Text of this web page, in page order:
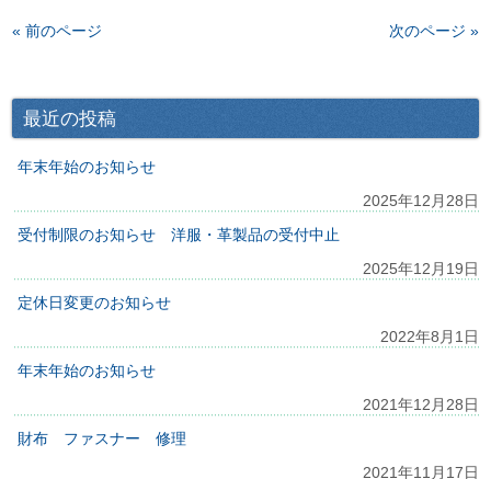
« 前のページ 次のページ »
最近の投稿
年末年始のお知らせ
2025年12月28日
受付制限のお知らせ 洋服・革製品の受付中止
2025年12月19日
定休日変更のお知らせ
2022年8月1日
年末年始のお知らせ
2021年12月28日
財布 ファスナー 修理
2021年11月17日